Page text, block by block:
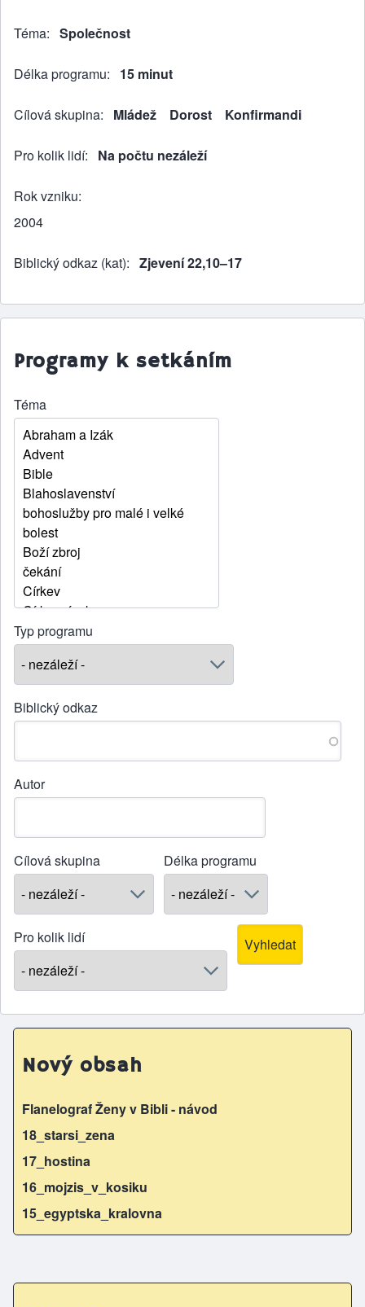
Téma Společnost
Délka programu 15 minut
Cílová skupina Mládež Dorost Konfirmandi
Pro kolik lidí Na počtu nezáleží
Rok vzniku
2004
Biblický odkaz (kat) Zjevení 22,10–17
Programy k setkáním
Téma
Typ programu
Biblický odkaz
Autor
Cílová skupina Délka programu
Pro kolik lidí
Nový obsah
Flanelograf Ženy v Bibli - návod
18_starsi_zena
17_hostina
16_mojzis_v_kosiku
15_egyptska_kralovna